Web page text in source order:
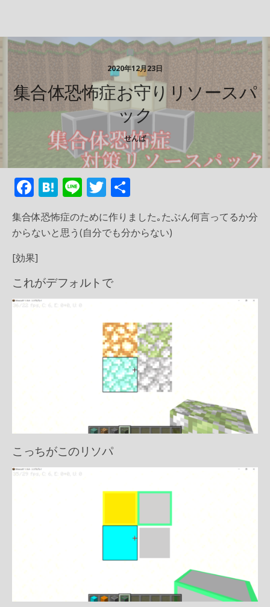
2020年12月23日
集合体恐怖症お守りリソースパ
ック
せんば
F
ac
e
b
o
o
k
H
at
e
n
Li
n
e
T
w
itt
er
有
集合体恐怖症のために作りました｡たぶん何言ってるか分
からないと思う(自分でも分からない)
[効果]
これがデフォルトで
こっちがこのリソパ